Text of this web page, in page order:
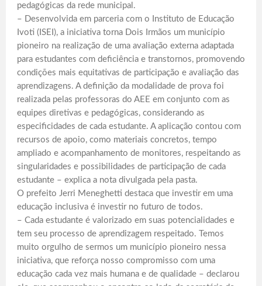
pedagógicas da rede municipal.
– Desenvolvida em parceria com o Instituto de Educação
Ivoti (ISEI), a iniciativa torna Dois Irmãos um município
pioneiro na realização de uma avaliação externa adaptada
para estudantes com deficiência e transtornos, promovendo
condições mais equitativas de participação e avaliação das
aprendizagens. A definição da modalidade de prova foi
realizada pelas professoras do AEE em conjunto com as
equipes diretivas e pedagógicas, considerando as
especificidades de cada estudante. A aplicação contou com
recursos de apoio, como materiais concretos, tempo
ampliado e acompanhamento de monitores, respeitando as
singularidades e possibilidades de participação de cada
estudante – explica a nota divulgada pela pasta.
O prefeito Jerri Meneghetti destaca que investir em uma
educação inclusiva é investir no futuro de todos.
– Cada estudante é valorizado em suas potencialidades e
tem seu processo de aprendizagem respeitado. Temos
muito orgulho de sermos um município pioneiro nessa
iniciativa, que reforça nosso compromisso com uma
educação cada vez mais humana e de qualidade – declarou